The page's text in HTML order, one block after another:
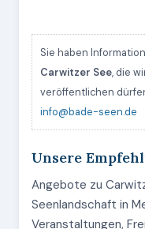
Sie haben
Carwitzer See, die
veröffentlichen
info@bade-seen.de
Unsere
Angebote zu
Seenlandschaft in
Veranstaltungen,